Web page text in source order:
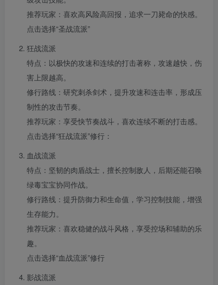
推荐玩家：喜欢高风险高回报，追求一刀毙命的快感。
点击选择“圣战流派”
狂战流派
特点：以极快的攻速和连续的打击著称，攻速越快，伤
害上限越高。
修行路线：研究刺杀剑术，提升攻速和连击率，形成压
制性的攻击节奏。
推荐玩家：享受快节奏战斗，喜欢连续不断的打击感。
点击选择“狂战流派”修行：
血战流派
特点：坚韧的肉盾战士，擅长控制敌人，后期还能召唤
绿毒宝宝协同作战。
修行路线：提升防御力和生命值，学习控制技能，增强
生存能力。
推荐玩家：喜欢稳健的战斗风格，享受控场和辅助的乐
趣。
点击选择“血战流派”修行
影战流派